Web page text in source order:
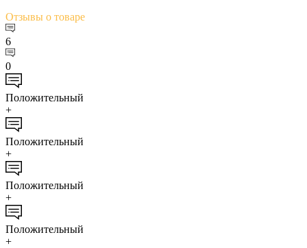
Отзывы о товаре
6
0
Положительный
+
Положительный
+
Положительный
+
Положительный
+